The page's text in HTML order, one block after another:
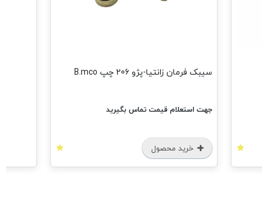
سیبک فرمان زانتیا-پژو 206 چپ B.mco
جهت استعلام قیمت تماس بگیرید
خرید محصول